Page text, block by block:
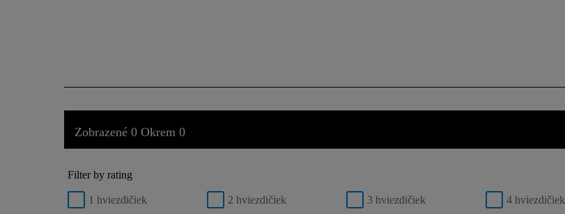
Zobrazené 0 Okrem 0
Filter by rating
1 hviezdičiek 2 hviezdičiek 3 hviezdičiek 4 hviezdičiek